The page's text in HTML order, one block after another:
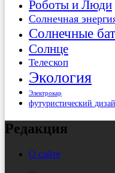
Роботы и Люди
Солнечная
Солнечные
Солнце
Телескоп
Экология
Электрокар
футуристический
Редакция
О сайте